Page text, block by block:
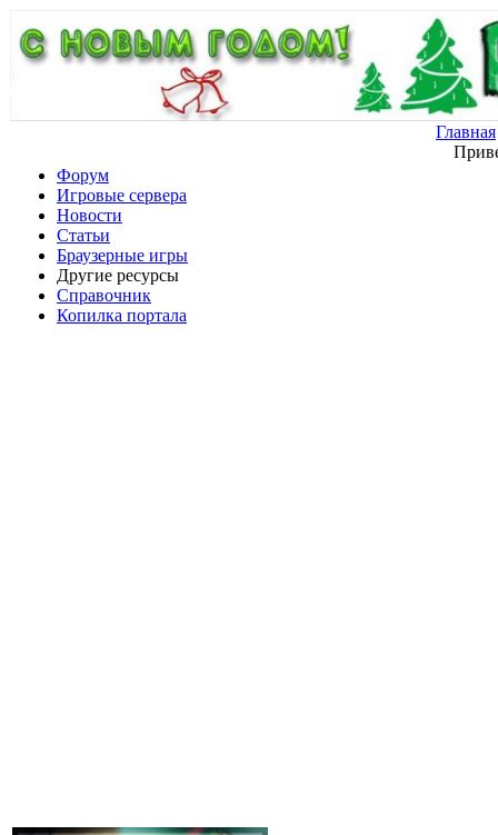
Главная
Форум
Игровые сервера
Новости
Статьи
Браузерные игры
Другие ресурсы
Справочник
Копилка портала